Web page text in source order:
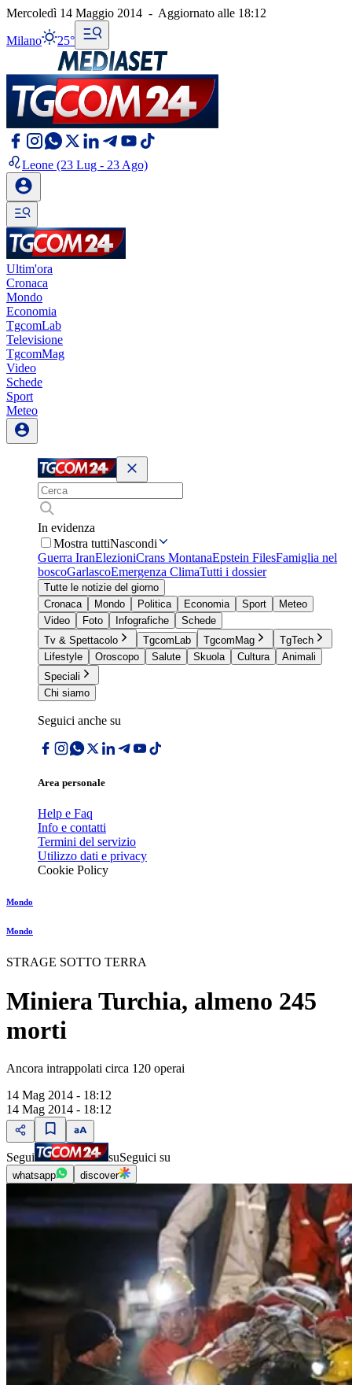
Mercoledì 14 Maggio 2014 - Aggiornato alle 18:12
Milano 25°
Leone (23 Lug - 23 Ago)
Ultim'ora
Cronaca
Mondo
Economia
TgcomLab
Televisione
TgcomMag
Video
Schede
Sport
Meteo
In evidenza
Mostra tuttiNascondi
Guerra IranElezioniCrans MontanaEpstein FilesFamiglia nel
boscoGarlascoEmergenza ClimaTutti i dossier
Tutte le notizie del giorno
Cronaca
Mondo Politica Economia Sport
Meteo
Video
Foto Infografiche
Schede
Tv & Spettacolo
TgcomLab TgcomMag
TgTech
Lifestyle
Oroscopo Salute Skuola Cultura
Animali
Speciali
Chi siamo
Seguici anche su
Area personale
Help e Faq
Info e contatti
Termini del servizio
Utilizzo dati e privacy
Cookie Policy
Mondo
Mondo
STRAGE SOTTO TERRA
Miniera Turchia, almeno 245
morti
Ancora intrappolati circa 120 operai
14 Mag 2014 - 18:12
14 Mag 2014 - 18:12
Segui suSeguici su
whatsapp discover